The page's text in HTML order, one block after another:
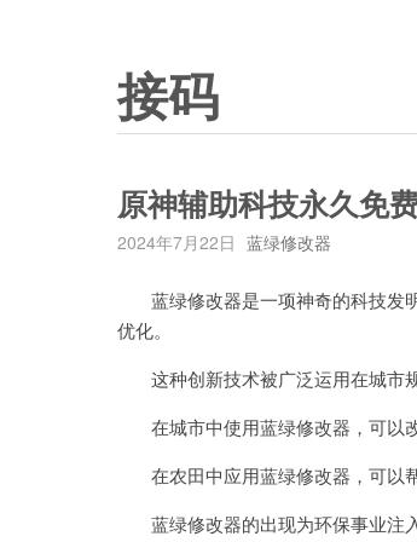
接码
原神辅助科技永久免
2024年7月22日 蓝绿修改器
蓝绿修改器是一项神奇的科技发
优化。
这种创新技术被广泛运用在城市规
在城市中使用蓝绿修改器，可以改
在农田中应用蓝绿修改器，可以帮
蓝绿修改器的出现为环保事业注入